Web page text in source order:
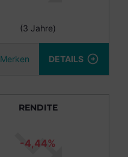
(3 Jahre)
Merken DETAILS
RENDITE
-4,44%